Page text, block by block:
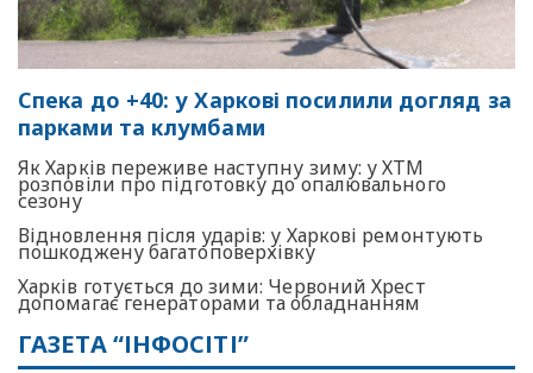
Спека до +40: у Харкові посилили догляд за
парками та клумбами
Як Харків переживе наступну зиму: у ХТМ
розповіли про підготовку до опалювального
сезону
Відновлення після ударів: у Харкові ремонтують
пошкоджену багатоповерхівку
Харків готується до зими: Червоний Хрест
допомагає генераторами та обладнанням
ГАЗЕТА “ІНФОСІТІ”